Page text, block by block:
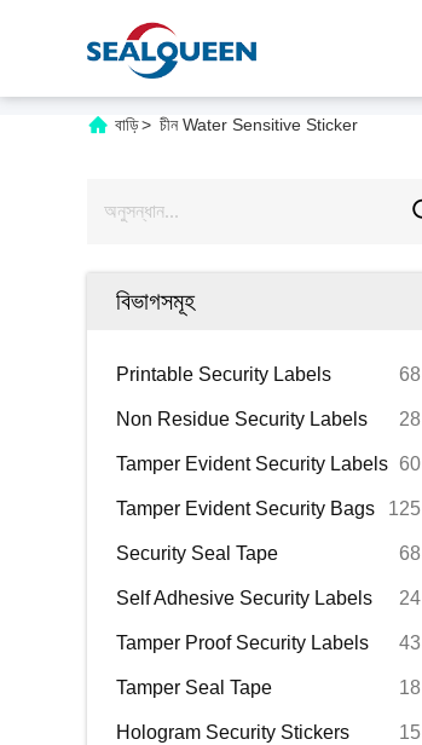
বাড়ি> চীন Water Sensitive Sticker
বিভাগসমূহ
Printable Security Labels 68
Non Residue Security Labels 28
Tamper Evident Security Labels 60
Tamper Evident Security Bags 125
Security Seal Tape 68
Self Adhesive Security Labels 24
Tamper Proof Security Labels 43
Tamper Seal Tape 18
Hologram Security Stickers 15